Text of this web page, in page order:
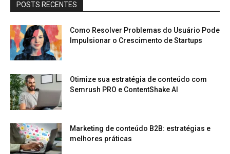
POSTS RECENTES
Como Resolver Problemas do Usuário Pode
Impulsionar o Crescimento de Startups
Otimize sua estratégia de conteúdo com
Semrush PRO e ContentShake AI
Marketing de conteúdo B2B: estratégias e
melhores práticas